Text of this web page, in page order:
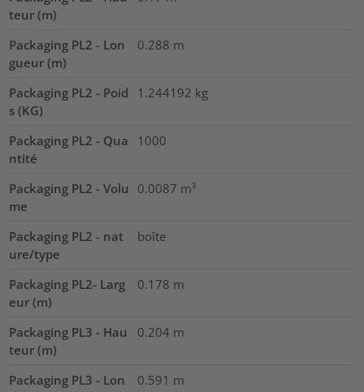
teur (m)
Packaging PL2 - Lon
gueur (m)
0.288 m
Packaging PL2 - Poid
s (KG)
1.244192 kg
Packaging PL2 - Qua
ntité
1000
Packaging PL2 - Volu
me
0.0087 m³
Packaging PL2 - nat
ure/type
boîte
Packaging PL2- Larg
eur (m)
0.178 m
Packaging PL3 - Hau
teur (m)
0.204 m
Packaging PL3 - Lon
0.591 m